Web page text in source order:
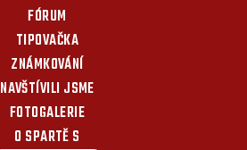
FÓRUM
TIPOVAČKA
ZNÁMKOVÁNÍ
NAVŠTÍVILI JSME
FOTOGALERIE
O SPARTĚ S